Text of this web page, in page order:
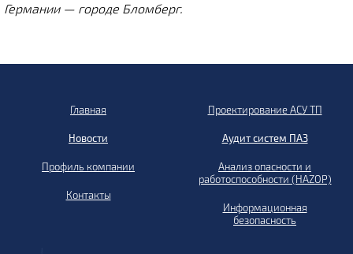
Германии — городе Бломберг.
Главная
Новости
Профиль компании
Контакты
Проектирование АСУ ТП
Аудит систем ПАЗ
Анализ опасности и
работоспособности (HAZOP)
Информационная
безопасность